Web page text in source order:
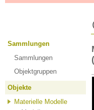
Sammlungen
Sammlungen
Objektgruppen
Objekte
Materielle Modelle